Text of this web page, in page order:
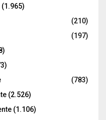
(1.965)
(210)
(197)
(783)
(2.526)
(1.106)